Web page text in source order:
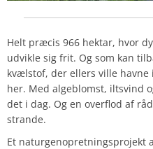
Helt præcis 966 hektar, hvor
udvikle sig frit. Og som kan
kvælstof, der ellers ville havne
her. Med algeblomst, iltsvind
det i dag. Og en overflod af
strande.
Et naturgenopretningsprojekt